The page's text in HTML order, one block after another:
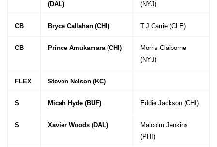
(DAL)
(NYJ)
CB Bryce Callahan (CHI) T.J Carrie (CLE)
CB Prince Amukamara (CHI)
Morris Claiborne
(NYJ)
FLEX Steven Nelson (KC)
S Micah Hyde (BUF) Eddie Jackson (CHI)
S Xavier Woods (DAL)
Malcolm Jenkins
(PHI)